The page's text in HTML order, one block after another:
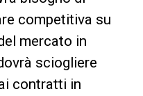
competitiva su
mercato in
sciogliere
contratti in